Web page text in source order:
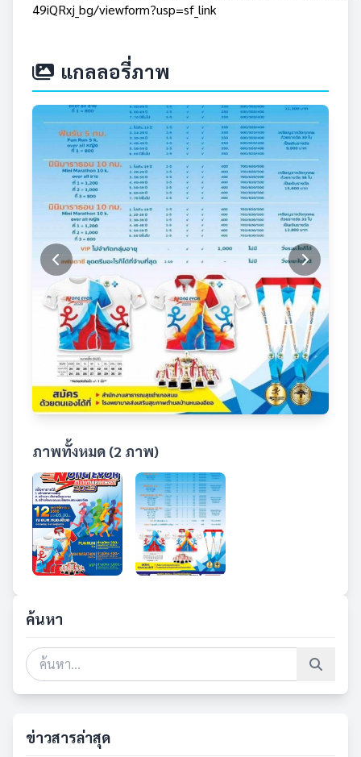
49iQRxj_bg/viewform?usp=sf_link
แกลลอรี่ภาพ
ภาพทั้งหมด (2 ภาพ)
ค้นหา
ข่าวสารล่าสุด